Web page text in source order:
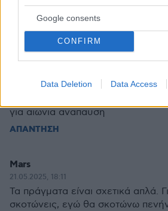
Google consents
CONFIRM
Data Deletion Data Access
21.05.2025, 20:07
Και εσυ κατσιγογαμη, ασε
ΑΠΑΝΤΗΣΗ
21.05.2025, 18:20
για αιωνια αναπαυση
ΑΠΑΝΤΗΣΗ
Mars
21.05.2025, 18:11
Τα πράγματα είναι σχετικά απλά.
σκοτώνεις, εγώ θα σκοτώνω